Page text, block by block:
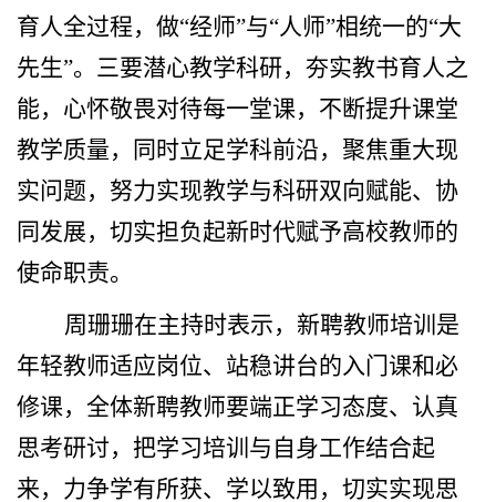
育人全过程，做“经师”与“人师”相统一的“大
先生”。三要潜心教学科研，夯实教书育人之
能，心怀敬畏对待每一堂课，不断提升课堂
教学质量，同时立足学科前沿，聚焦重大现
实问题，努力实现教学与科研双向赋能、协
同发展，切实担负起新时代赋予高校教师的
使命职责。
周珊珊在主持时表示，新聘教师培训是
年轻教师适应岗位、站稳讲台的入门课和必
修课，全体新聘教师要端正学习态度、认真
思考研讨，把学习培训与自身工作结合起
来，力争学有所获、学以致用，切实实现思